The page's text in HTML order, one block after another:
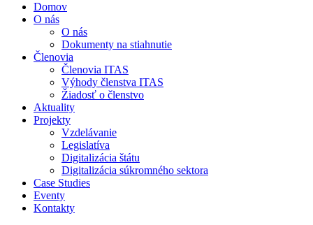
Domov
O nás
O nás
Dokumenty na stiahnutie
Členovia
Členovia ITAS
Výhody členstva ITAS
Žiadosť o členstvo
Aktuality
Projekty
Vzdelávanie
Legislatíva
Digitalizácia štátu
Digitalizácia súkromného sektora
Case Studies
Eventy
Kontakty